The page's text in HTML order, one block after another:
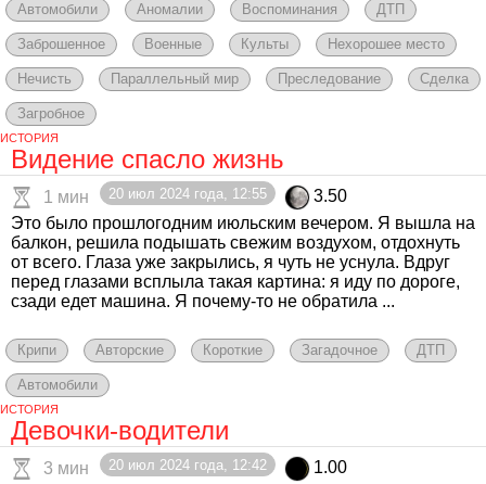
Автомобили Аномалии Воспоминания ДТП
Заброшенное Военные Культы Нехорошее место
Нечисть Параллельный мир Преследование Сделка
Загробное
ИСТОРИЯ
Видение спасло жизнь
1 мин 20 июл 2024 года, 12:55
3.50
Это было прошлогодним июльским вечером. Я вышла на
балкон, решила подышать свежим воздухом, отдохнуть
от всего. Глаза уже закрылись, я чуть не уснула. Вдруг
перед глазами всплыла такая картина: я иду по дороге,
сзади едет машина. Я почему-то не обратила ...
Крипи Авторские Короткие Загадочное ДТП
Автомобили
ИСТОРИЯ
Девочки-водители
3 мин 20 июл 2024 года, 12:42
1.00